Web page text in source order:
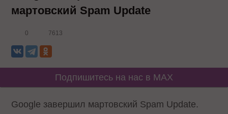
мартовский Spam Update
0 7613
Подпишитесь на нас в MAX
Google завершил мартовский Spam Update.